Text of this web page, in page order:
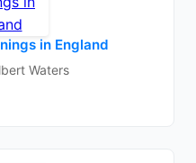
in England
Waters